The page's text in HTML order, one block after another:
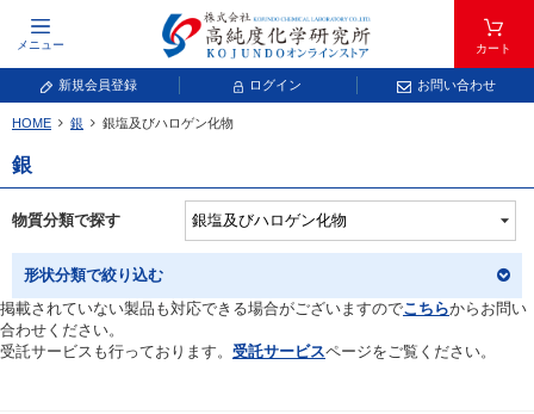
メニュー カート
新規会員登録 ログイン お問い合わせ
元素記号で検索する
元素周期表をタップすると、拡大表示されます。拡大した表から元素記号をタップ
し、一覧へ移動してください。
HOME 銀 銀塩及びハロゲン化物
銀
物質分類で探す
形状分類で絞り込む
掲載されていない製品も対応できる場合がございますのでこちらからお問い
合わせください。
受託サービスも行っております。 受託サービスページをご覧ください。